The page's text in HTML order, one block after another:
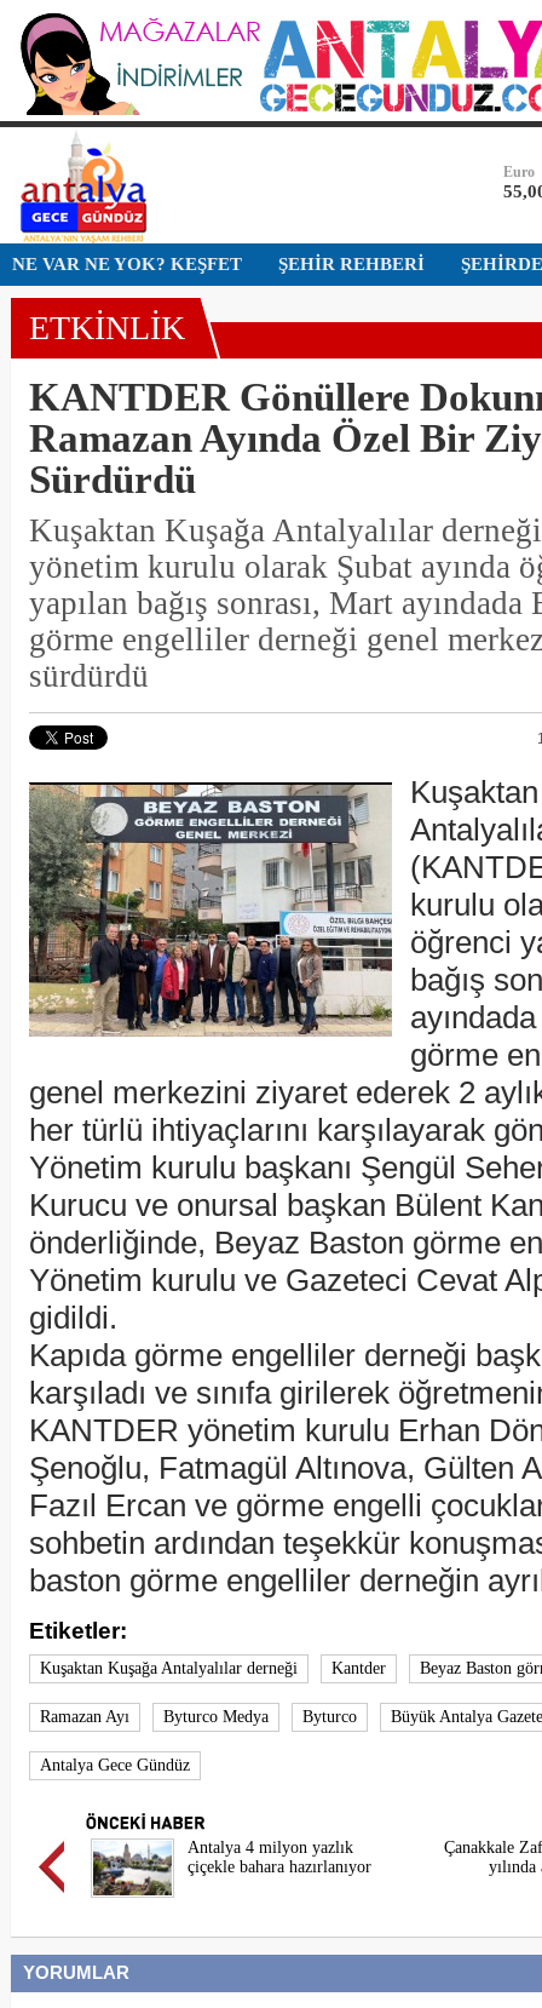
Dolar
Euro
Altın
Bist-
Dolar
NE VAR NE YOK? KEŞFET ŞEHİR REHBERİ
ETKİNLİK
KANTDER Gönüllere
Ramazan Ayında Özel Bir
Sürdürdü
Kuşaktan Kuşağa Antalyalılar
yönetim kurulu olarak Şubat ayında
yapılan bağış sonrası, Mart ayındada
görme engelliler derneği genel
sürdürdü
kurulu
öğrenci
bağış
görme
genel merkezini ziyaret ederek 2
her türlü ihtiyaçlarını karşılayarak
Yönetim kurulu başkanı Şengül
Kurucu ve onursal başkan Bülent
önderliğinde, Beyaz Baston görme
Yönetim kurulu ve Gazeteci Cevat
gidildi.
Kapıda görme engelliler derneği
karşıladı ve sınıfa girilerek
KANTDER yönetim kurulu Erhan
Şenoğlu, Fatmagül Altınova, Gülten
Fazıl Ercan ve görme engelli
sohbetin ardından teşekkür
baston görme engelliler derneğin
Etiketler:
Kuşaktan Kuşağa Antalyalılar derneği Kantder Beyaz Baston
Ramazan Ayı Byturco Medya Byturco Büyük Antalya
Antalya Gece Gündüz
Antalya 4 milyon yazlık
çiçekle bahara hazırlanıyor
Çanakkale
YORUMLAR